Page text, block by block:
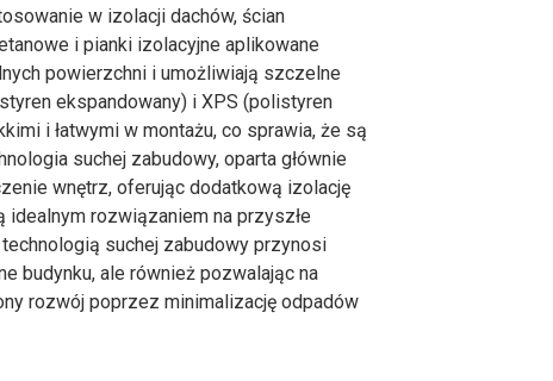
w izolacji dachów, ścian
i pianki izolacyjne aplikowane
powierzchni i umożliwiają szczelne
ekspandowany) i XPS (polistyren
i łatwymi w montażu, co sprawia, że są
suchej zabudowy, oparta głównie
wnętrz, oferując dodatkową izolację
rozwiązaniem na przyszłe
suchej zabudowy przynosi
budynku, ale również pozwalając na
rozwój poprzez minimalizację odpadów